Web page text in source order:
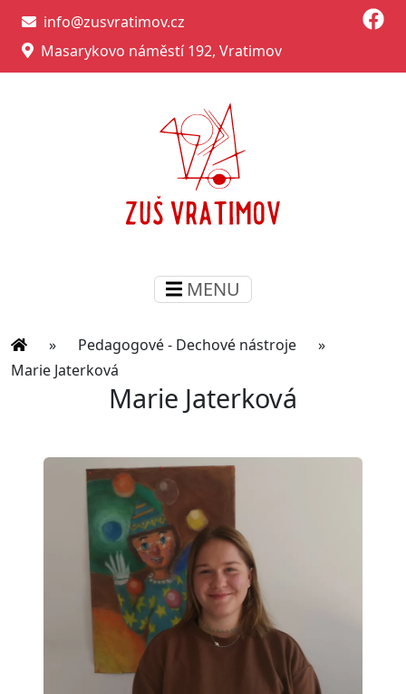
info@zusvratimov.cz
Masarykovo náměstí 192, Vratimov
MENU
» Pedagogové - Dechové nástroje
»
Marie Jaterková
Marie Jaterková